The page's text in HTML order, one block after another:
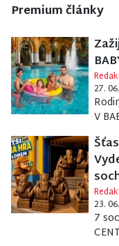
Premium články
27.
V
23.
7